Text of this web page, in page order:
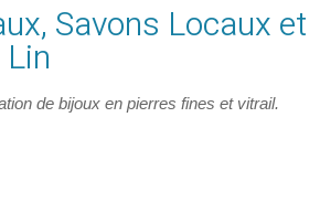
Savons Locaux et
de bijoux en pierres fines et vitrail.